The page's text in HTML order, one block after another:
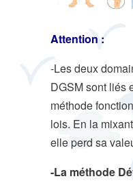
Attention :
-Les deux
DGSM sont liés
méthode
lois. En la
elle perd sa
-La méthode